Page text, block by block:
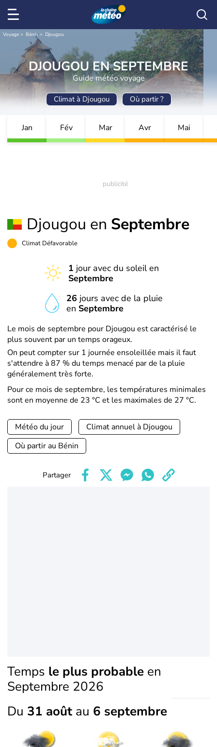
Voyage Bénin Djougou
DJOUGOU EN SEPTEMBRE
Guide météo voyage
Climat à Djougou Où partir ?
Jan Fév Mar Avr Mai
Djougou en Septembre
Climat Défavorable
1 jour avec du soleil en
Septembre
26 jours avec de la pluie
en Septembre
Le mois de septembre pour Djougou est caractérisé le
plus souvent par un temps orageux.
On peut compter sur 1 journée ensoleillée mais il faut
s'attendre à 87 % du temps menacé par de la pluie
généralement très forte.
Pour ce mois de septembre, les températures minimales
sont en moyenne de 23 °C et les maximales de 27 °C.
Météo du jour
Climat annuel à Djougou
Où partir au Bénin
Partager
Temps le plus probable en
Septembre 2026
Du 31 août au 6 septembre